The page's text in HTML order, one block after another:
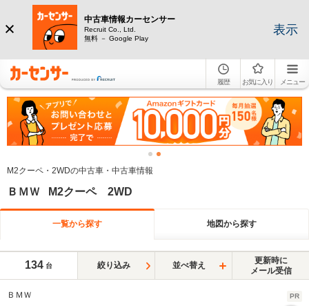
中古車情報カーセンサー
Recruit Co., Ltd.
無料 － Google Play
表示
履歴 お気に入り メニュー
M2クーペ・2WDの中古車・中古車情報
ＢＭＷ M2クーペ 2WD
一覧から探す 地図から探す
134 台 絞り込み 並べ替え
更新時に
メール受信
ＢＭＷ PR